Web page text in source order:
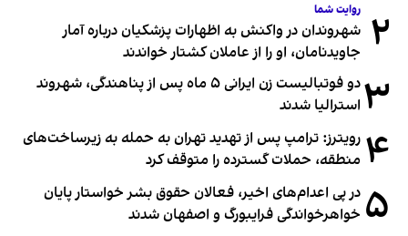
۲ روایت شما
شهروندان در واکنش به اظهارات پزشکیان درباره آمار
جاویدنامان، او را از عاملان کشتار خواندند
۳
دو فوتبالیست زن ایرانی ۵ ماه پس از پناهندگی، شهروند
استرالیا شدند
۴ رویترز: ترامپ پس از تهدید تهران به حمله به زیرساخت‌های
منطقه، حملات گسترده را متوقف کرد
۵ در پی اعدام‌های اخیر، فعالان حقوق بشر خواستار پایان
خواهرخواندگی فرایبورگ و اصفهان شدند